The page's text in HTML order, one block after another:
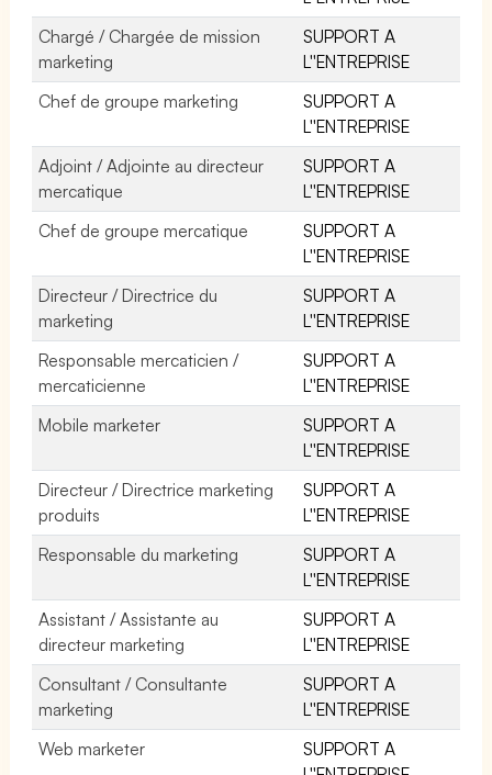
Chargé / Chargée de mission
marketing
SUPPORT A
L''ENTREPRISE
Chef de groupe marketing
SUPPORT A
L''ENTREPRISE
Adjoint / Adjointe au directeur
mercatique
SUPPORT A
L''ENTREPRISE
Chef de groupe mercatique
SUPPORT A
L''ENTREPRISE
Directeur / Directrice du
marketing
SUPPORT A
L''ENTREPRISE
Responsable mercaticien /
mercaticienne
SUPPORT A
L''ENTREPRISE
Mobile marketer
SUPPORT A
L''ENTREPRISE
Directeur / Directrice marketing
produits
SUPPORT A
L''ENTREPRISE
Responsable du marketing
SUPPORT A
L''ENTREPRISE
Assistant / Assistante au
directeur marketing
SUPPORT A
L''ENTREPRISE
Consultant / Consultante
marketing
SUPPORT A
L''ENTREPRISE
Web marketer
SUPPORT A